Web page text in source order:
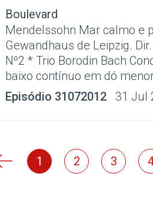
Boulevard
Mendelssohn Mar calmo e
Gewandhaus de Leipzig.
Nº2 * Trio Borodin Bach
baixo contínuo em dó
Episódio 31072012
31 Jul
1 2 3